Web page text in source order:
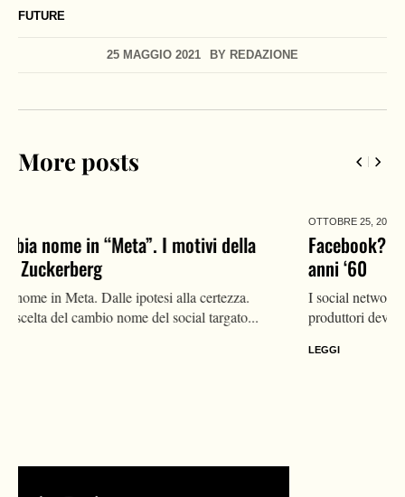
FUTURE
25 MAGGIO 2021 BY REDAZIONE
More posts
Facebook? È come l’industria automobilistica negli
anni ‘60
I social network sono come le sigarette: fanno male e i loro
produttori devono essere regolati. È una convinzione sempre...